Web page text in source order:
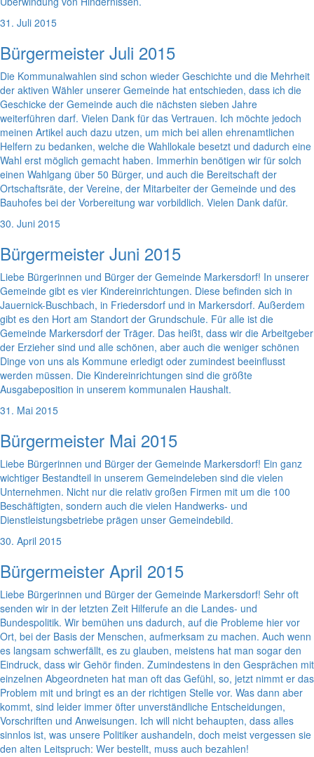
31. Juli 2015
Bürgermeister Juli 2015
Die Kommunalwahlen sind schon wieder Geschichte und die Mehrheit
der aktiven Wähler unserer Gemeinde hat entschieden, dass ich die
Geschicke der Gemeinde auch die nächsten sieben Jahre
weiterführen darf. Vielen Dank für das Vertrauen. Ich möchte jedoch
meinen Artikel auch dazu utzen, um mich bei allen ehrenamtlichen
Helfern zu bedanken, welche die Wahllokale besetzt und dadurch eine
Wahl erst möglich gemacht haben. Immerhin benötigen wir für solch
einen Wahlgang über 50 Bürger, und auch die Bereitschaft der
Ortschaftsräte, der Vereine, der Mitarbeiter der Gemeinde und des
Bauhofes bei der Vorbereitung war vorbildlich. Vielen Dank dafür.
30. Juni 2015
Bürgermeister Juni 2015
Liebe Bürgerinnen und Bürger der Gemeinde Markersdorf! In unserer
Gemeinde gibt es vier Kindereinrichtungen. Diese befinden sich in
Jauernick-Buschbach, in Friedersdorf und in Markersdorf. Außerdem
gibt es den Hort am Standort der Grundschule. Für alle ist die
Gemeinde Markersdorf der Träger. Das heißt, dass wir die Arbeitgeber
der Erzieher sind und alle schönen, aber auch die weniger schönen
Dinge von uns als Kommune erledigt oder zumindest beeinflusst
werden müssen. Die Kindereinrichtungen sind die größte
Ausgabeposition in unserem kommunalen Haushalt.
31. Mai 2015
Bürgermeister Mai 2015
Liebe Bürgerinnen und Bürger der Gemeinde Markersdorf! Ein ganz
wichtiger Bestandteil in unserem Gemeindeleben sind die vielen
Unternehmen. Nicht nur die relativ großen Firmen mit um die 100
Beschäftigten, sondern auch die vielen Handwerks- und
Dienstleistungsbetriebe prägen unser Gemeindebild.
30. April 2015
Bürgermeister April 2015
Liebe Bürgerinnen und Bürger der Gemeinde Markersdorf! Sehr oft
senden wir in der letzten Zeit Hilferufe an die Landes- und
Bundespolitik. Wir bemühen uns dadurch, auf die Probleme hier vor
Ort, bei der Basis der Menschen, aufmerksam zu machen. Auch wenn
es langsam schwerfällt, es zu glauben, meistens hat man sogar den
Eindruck, dass wir Gehör finden. Zumindestens in den Gesprächen mit
einzelnen Abgeordneten hat man oft das Gefühl, so, jetzt nimmt er das
Problem mit und bringt es an der richtigen Stelle vor. Was dann aber
kommt, sind leider immer öfter unverständliche Entscheidungen,
Vorschriften und Anweisungen. Ich will nicht behaupten, dass alles
sinnlos ist, was unsere Politiker aushandeln, doch meist vergessen sie
den alten Leitspruch: Wer bestellt, muss auch bezahlen!